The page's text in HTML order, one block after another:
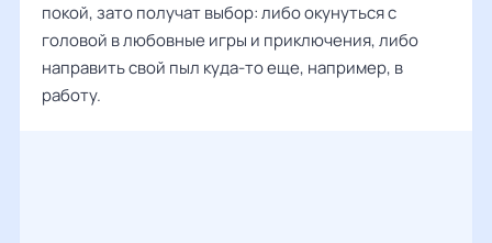
покой, зато получат выбор: либо окунуться с
головой в любовные игры и приключения, либо
направить свой пыл куда-то еще, например, в
работу.